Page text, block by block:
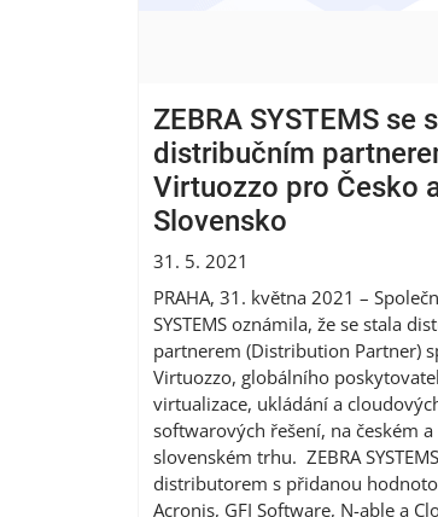
ZEBRA SYSTEMS se
distribučním
Virtuozzo pro Česko
Slovensko
31. 5. 2021
PRAHA, 31. května 2021 –
SYSTEMS oznámila, že se stala
partnerem (Distribution Partner)
Virtuozzo, globálního
virtualizace, ukládání a
softwarových řešení, na českém a
slovenském trhu. ZEBRA
distributorem s přidanou
Acronis, GFI Software, N-able a